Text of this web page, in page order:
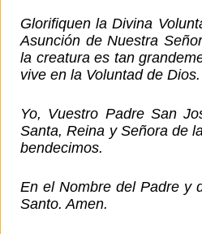
Glorifiquen la Divina
Asunción de Nuestra
la creatura es tan
vive en la Voluntad de Dios.
Yo, Vuestro Padre San
Santa, Reina y Señora de
bendecimos.
En el Nombre del Padre y
Santo. Amen.